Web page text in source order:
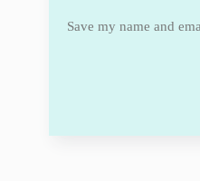
Save my name and